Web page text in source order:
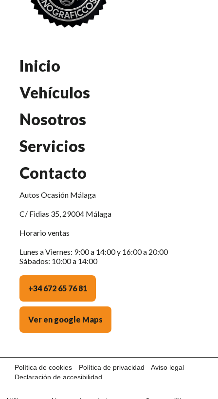
Inicio
Vehículos
Nosotros
Servicios
Contacto
Autos Ocasión Málaga
C/ Fidias 35, 29004 Málaga
Horario ventas
Lunes a Viernes: 9:00 a 14:00 y 16:00 a 20:00
Sábados: 10:00 a 14:00
+34 672 65 76 81
Ver en google Maps
Política de cookies Política de privacidad
Aviso legal
Declaración de accesibilidad